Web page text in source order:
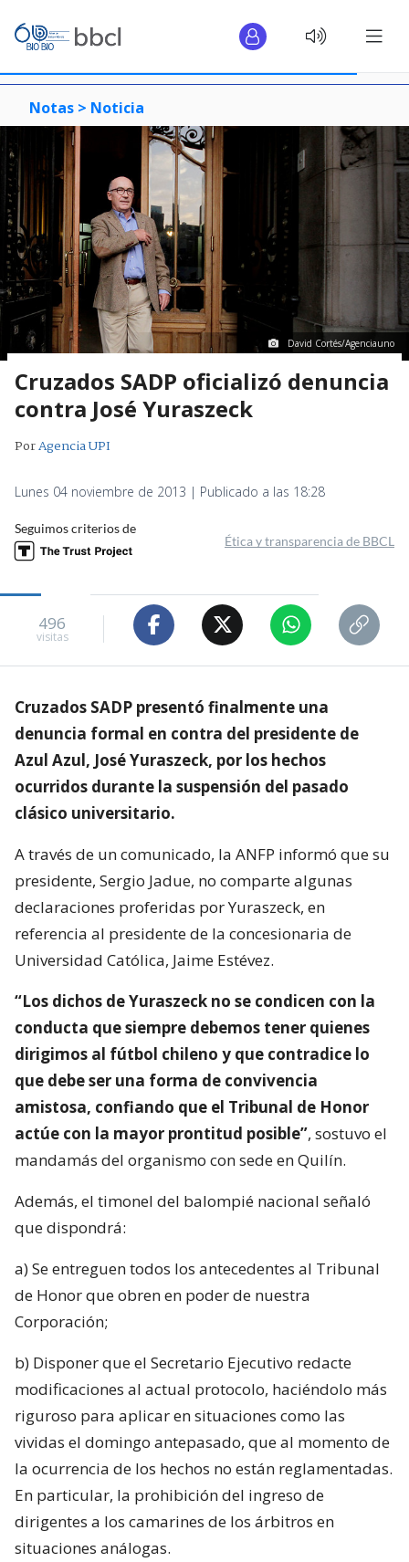
Notas > Noticia
David Cortés/Agenciauno
Cruzados SADP oficializó denuncia
contra José Yuraszeck
PorAgencia UPI
Lunes 04 noviembre de 2013 | Publicado a las 18:28
Seguimos criterios de
Ética y transparencia de BBCL
496
visitas
Cruzados SADP presentó finalmente una
denuncia formal en contra del presidente de
Azul Azul, José Yuraszeck, por los hechos
ocurridos durante la suspensión del pasado
clásico universitario.
A través de un comunicado, la ANFP informó que su
presidente, Sergio Jadue, no comparte algunas
declaraciones proferidas por Yuraszeck, en
referencia al presidente de la concesionaria de
Universidad Católica, Jaime Estévez.
“Los dichos de Yuraszeck no se condicen con la
conducta que siempre debemos tener quienes
dirigimos al fútbol chileno y que contradice lo
que debe ser una forma de convivencia
amistosa, confiando que el Tribunal de Honor
actúe con la mayor prontitud posible”, sostuvo el
mandamás del organismo con sede en Quilín.
Además, el timonel del balompié nacional señaló
que dispondrá:
a) Se entreguen todos los antecedentes al Tribunal
de Honor que obren en poder de nuestra
Corporación;
b) Disponer que el Secretario Ejecutivo redacte
modificaciones al actual protocolo, haciéndolo más
riguroso para aplicar en situaciones como las
vividas el domingo antepasado, que al momento de
la ocurrencia de los hechos no están reglamentadas.
En particular, la prohibición del ingreso de
dirigentes a los camarines de los árbitros en
situaciones análogas.